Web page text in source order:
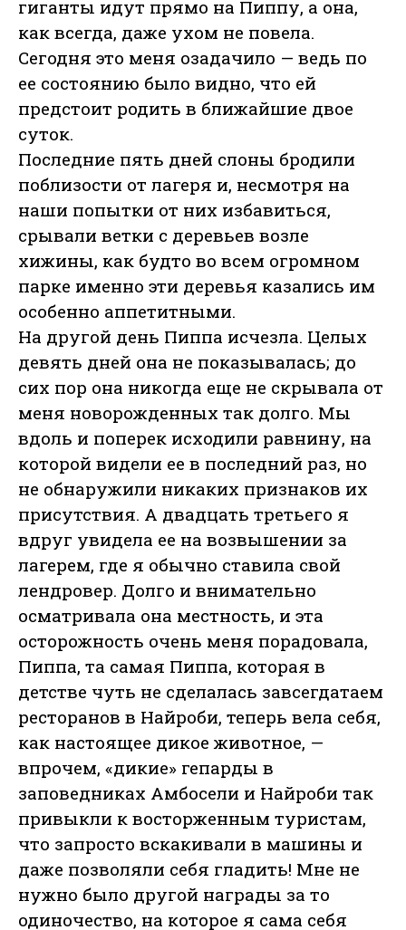
гиганты идут прямо на Пиппу, а она,
как всегда, даже ухом не повела.
Сегодня это меня озадачило — ведь по
ее состоянию было видно, что ей
предстоит родить в ближайшие двое
суток.
Последние пять дней слоны бродили
поблизости от лагеря и, несмотря на
наши попытки от них избавиться,
срывали ветки с деревьев возле
хижины, как будто во всем огромном
парке именно эти деревья казались им
особенно аппетитными.
На другой день Пиппа исчезла. Целых
девять дней она не показывалась; до
сих пор она никогда еще не скрывала от
меня новорожденных так долго. Мы
вдоль и поперек исходили равнину, на
которой видели ее в последний раз, но
не обнаружили никаких признаков их
присутствия. А двадцать третьего я
вдруг увидела ее на возвышении за
лагерем, где я обычно ставила свой
лендровер. Долго и внимательно
осматривала она местность, и эта
осторожность очень меня порадовала,
Пиппа, та самая Пиппа, которая в
детстве чуть не сделалась завсегдатаем
ресторанов в Найроби, теперь вела себя,
как настоящее дикое животное, —
впрочем, «дикие» гепарды в
заповедниках Амбосели и Найроби так
привыкли к восторженным туристам,
что запросто вскакивали в машины и
даже позволяли себя гладить! Мне не
нужно было другой награды за то
одиночество, на которое я сама себя